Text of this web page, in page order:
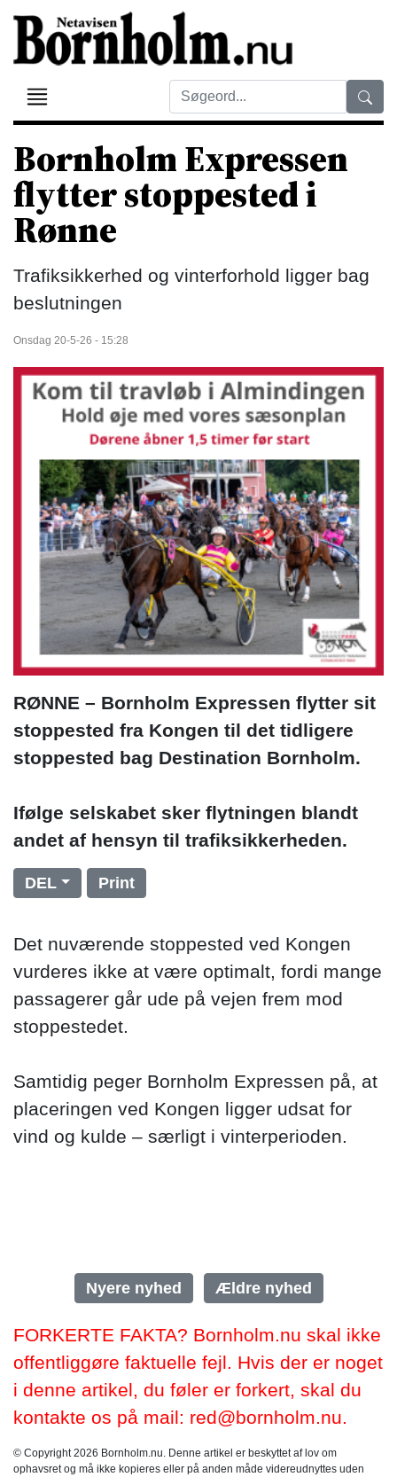
Bornholm Expressen
flytter stoppested i
Rønne
Trafiksikkerhed og vinterforhold ligger bag
beslutningen
Onsdag 20-5-26 - 15:28
RØNNE – Bornholm Expressen flytter sit
stoppested fra Kongen til det tidligere
stoppested bag Destination Bornholm.
Ifølge selskabet sker flytningen blandt
andet af hensyn til trafiksikkerheden.
DEL Print
Det nuværende stoppested ved Kongen
vurderes ikke at være optimalt, fordi mange
passagerer går ude på vejen frem mod
stoppestedet.
Samtidig peger Bornholm Expressen på, at
placeringen ved Kongen ligger udsat for
vind og kulde – særligt i vinterperioden.
Nyere nyhed Ældre nyhed
FORKERTE FAKTA? Bornholm.nu skal ikke
offentliggøre faktuelle fejl. Hvis der er noget
i denne artikel, du føler er forkert, skal du
kontakte os på mail: red@bornholm.nu.
© Copyright 2026 Bornholm.nu. Denne artikel er beskyttet af lov om
ophavsret og må ikke kopieres eller på anden måde videreudnyttes uden